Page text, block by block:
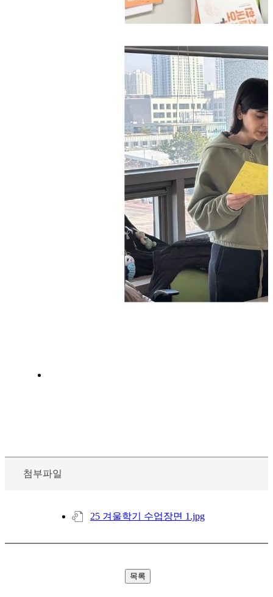
첨부파일
25 겨울학기 수업장면 1.jpg
목록